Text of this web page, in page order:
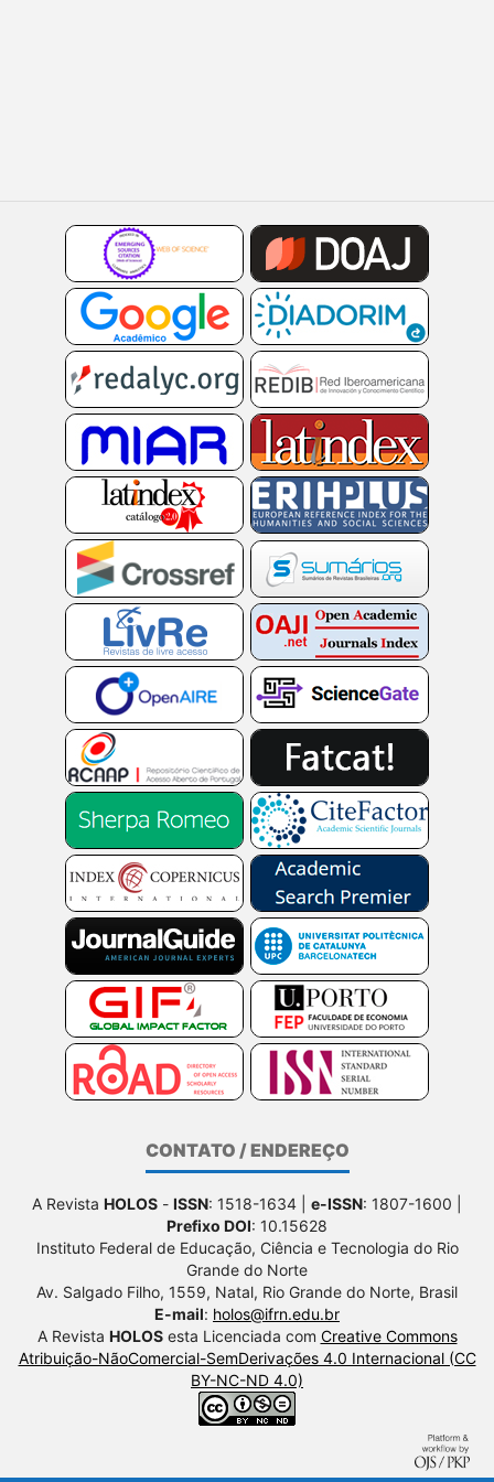
CONTATO / ENDEREÇO
A Revista HOLOS - ISSN: 1518-1634 | e-ISSN: 1807-1600 |
Prefixo DOI: 10.15628
Instituto Federal de Educação, Ciência e Tecnologia do Rio
Grande do Norte
Av. Salgado Filho, 1559, Natal, Rio Grande do Norte, Brasil
E-mail: holos@ifrn.edu.br
A Revista HOLOSesta Licenciada com Creative Commons
Atribuição-NãoComercial-SemDerivações 4.0 Internacional (CC
BY-NC-ND 4.0)